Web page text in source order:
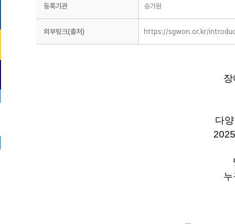
등록기관 승가원
외부링크(출처) https://sgwon.or.kr/
다
2025